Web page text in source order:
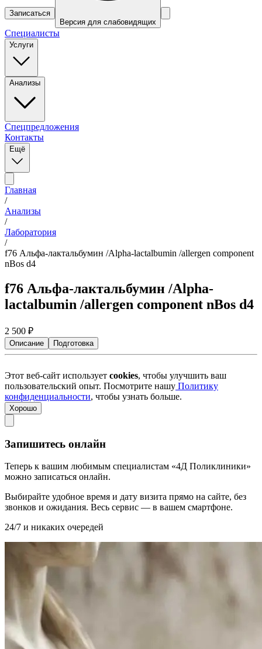
Записаться
Версия для слабовидящих
Специалисты
Услуги
Анализы
Спецпредложения
Контакты
Ещё
Главная
/
Анализы
/
Лаборатория
/
f76 Альфа-лактальбумин /Alpha-lactalbumin /allergen component
nBos d4
f76 Альфа-лактальбумин /Alpha-
lactalbumin /allergen component nBos d4
2 500 ₽
Описание Подготовка
Этот веб-сайт использует cookies, чтобы улучшить ваш
пользовательский опыт. Посмотрите нашу Политику
конфиденциальности, чтобы узнать больше.
Хорошо
Запишитесь онлайн
Теперь к вашим любимым специалистам «4Д Поликлиники»
можно записаться онлайн.
Выбирайте удобное время и дату визита прямо на сайте, без
звонков и ожидания. Весь сервис — в вашем смартфоне.
24/7 и никаких очередей